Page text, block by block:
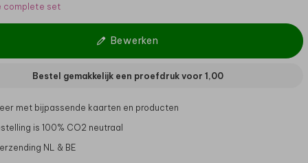
complete set
Bewerken
Bestel gemakkelijk een proefdruk voor 1,00
met bijpassende kaarten en producten
is 100% CO2 neutraal
NL & BE